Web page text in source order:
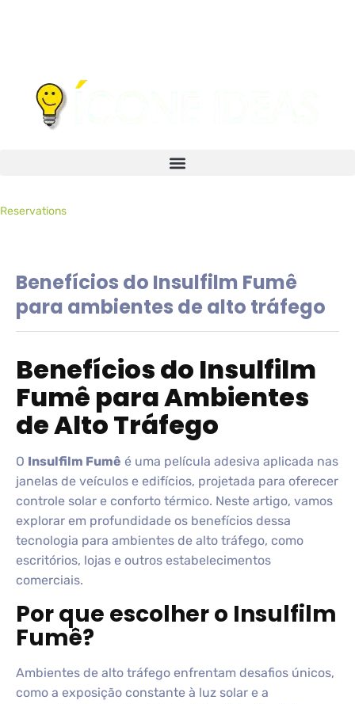
Reservations
Benefícios do Insulfilm Fumê
para ambientes de alto tráfego
Benefícios do Insulfilm
Fumê para Ambientes
de Alto Tráfego
O Insulfilm Fumê é uma película adesiva aplicada nas
janelas de veículos e edifícios, projetada para oferecer
controle solar e conforto térmico. Neste artigo, vamos
explorar em profundidade os benefícios dessa
tecnologia para ambientes de alto tráfego, como
escritórios, lojas e outros estabelecimentos
comerciais.
Por que escolher o Insulfilm
Fumê?
Ambientes de alto tráfego enfrentam desafios únicos,
como a exposição constante à luz solar e a